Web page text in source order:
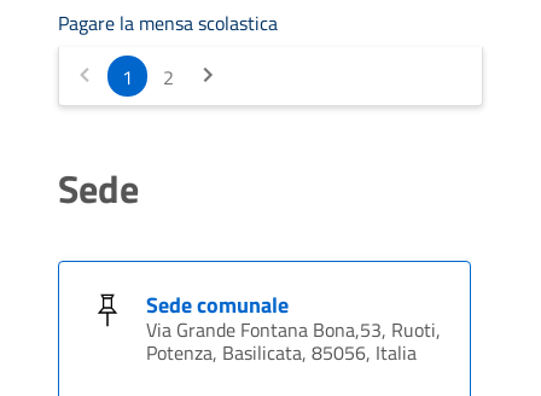
Pagare la mensa scolastica
1
2
Sede
Sede comunale
Via Grande Fontana Bona,53, Ruoti,
Potenza, Basilicata, 85056, Italia